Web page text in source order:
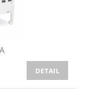
DETAIL